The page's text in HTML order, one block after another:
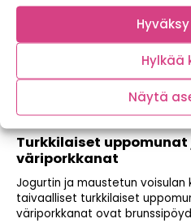
Hylkää
Näytä
Turkkilaiset
väriporkkanat
Jogurtin ja maustetun
taivaalliset turkkilaiset
väriporkkanat ovat